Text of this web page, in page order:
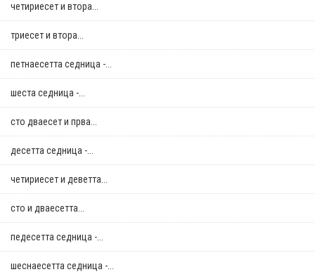
четириесет и втора...
триесет и втора...
петнаесетта седница -...
шеста седница -...
сто дваесет и прва...
десетта седница -...
четириесет и деветта...
сто и дваесетта...
педесетта седница -...
шеснаесетта седница -...